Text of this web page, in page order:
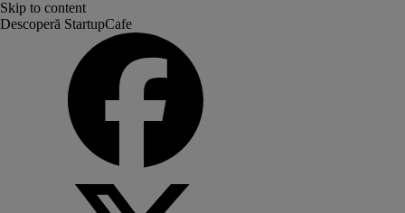
Skip to content
Descoperă StartupCafe